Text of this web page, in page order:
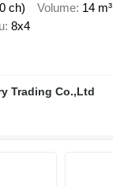
ch) Volume 14 m³
8x4
Trading Co.,Ltd